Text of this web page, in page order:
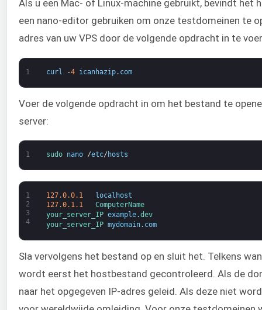
Als u een Mac- of Linux-machine gebruikt, bevindt
een nano-editor gebruiken om onze testdomeinen te
adres van uw VPS door de volgende opdracht in te
1 curl -4 icanhazip. com
Voer de volgende opdracht in om het bestand te
server:
1 sudo nano /etc/ hosts
1
2
3
4
127.0.0.1
localhost
127.0.1.1
ComputerName
your_server_IP example.dev
your_server_IP mydomain. com
Sla vervolgens het bestand op en sluit het. Telkens
wordt eerst het hostbestand gecontroleerd. Als de
naar het opgegeven IP-adres geleid. Als deze niet